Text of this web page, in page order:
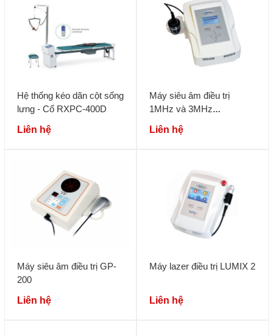
Hệ thống kéo dãn cột sống
lưng - Cổ RXPC-400D
Liên hệ
Máy siêu âm điều trị
1MHz và 3MHz
Liên hệ
Máy siêu âm điều trị GP-
200
Liên hệ
Máy lazer điều trị LUMIX 2
Liên hệ